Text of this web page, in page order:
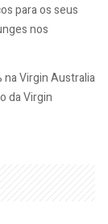
para os seus
nos
na Virgin Australia
da Virgin